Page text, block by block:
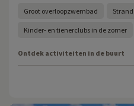
Groot overloopzwembad
Kinder- en tienerclubs in de zomer
Ontdek activiteiten in de buurt